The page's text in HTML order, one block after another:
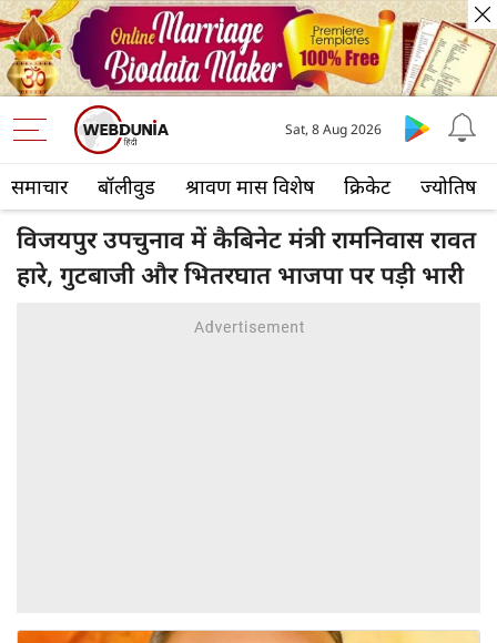
समाचार बॉलीवुड श्रावण मास विशेष क्रिकेट ज्योतिष
Sat, 8 Aug 2026
विजयपुर उपचुनाव में कैबिनेट मंत्री रामनिवास रावत
हारे, गुटबाजी और भितरघात भाजपा पर पड़ी भारी